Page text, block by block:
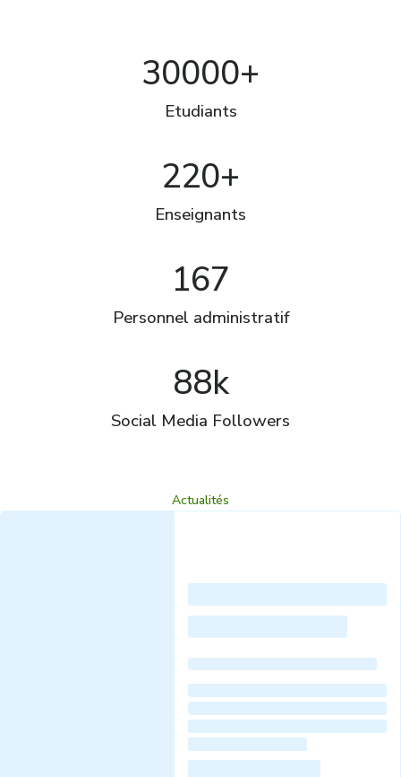
30000+
Etudiants
220+
Enseignants
167
Personnel administratif
88k
Social Media Followers
Actualités